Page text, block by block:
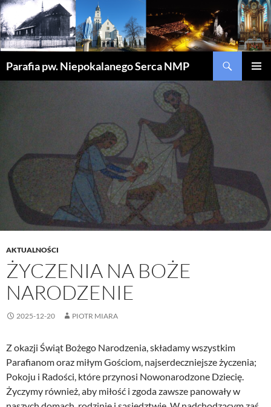
Parafia pw. Niepokalanego Serca NMP
AKTUALNOŚCI
ŻYCZENIA NA BOŻE
NARODZENIE
2025-12-20 PIOTR MIARA
Z okazji Świąt Bożego Narodzenia, składamy wszystkim
Parafianom oraz miłym Gościom, najserdeczniejsze życzenia;
Pokoju i Radości, które przynosi Nowonarodzone Dziecię.
Życzymy również, aby miłość i zgoda zawsze panowały w